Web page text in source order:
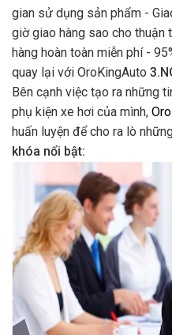
gian sử dụng sản phẩm -
giờ giao hàng sao cho thuận
hàng hoàn toàn miễn phí -
quay lại với OroKingAuto
Bên cạnh việc tạo ra những
phụ kiện xe hơi của mình,
huấn luyện để cho ra lò
khóa nổi bật: